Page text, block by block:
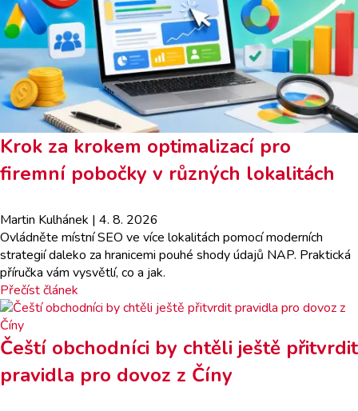
Krok za krokem optimalizací pro
firemní pobočky v různých lokalitách
Martin Kulhánek | 4. 8. 2026
Ovládněte místní SEO ve více lokalitách pomocí moderních
strategií daleko za hranicemi pouhé shody údajů NAP. Praktická
příručka vám vysvětlí, co a jak.
Přečíst článek
Čeští obchodníci by chtěli ještě přitvrdit
pravidla pro dovoz z Číny